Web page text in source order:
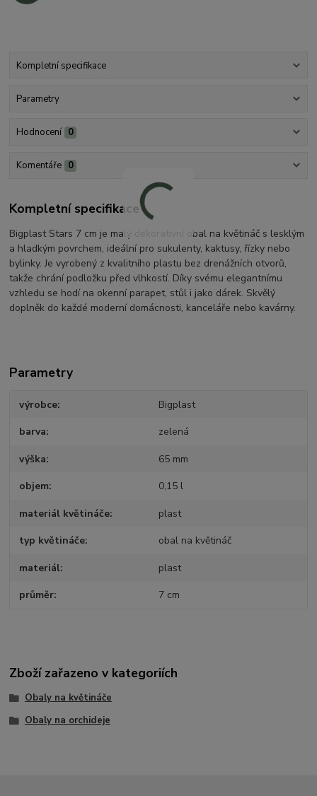
Kompletní specifikace
Parametry
Hodnocení 0
Komentáře 0
Kompletní specifikace
Bigplast Stars 7 cm je malý dekorativní obal na květináč s lesklým
a hladkým povrchem, ideální pro sukulenty, kaktusy, řízky nebo
bylinky. Je vyrobený z kvalitního plastu bez drenážních otvorů,
takže chrání podložku před vlhkostí. Díky svému elegantnímu
vzhledu se hodí na okenní parapet, stůl i jako dárek. Skvělý
doplněk do každé moderní domácnosti, kanceláře nebo kavárny.
Parametry
výrobce Bigplast
barva zelená
výška 65 mm
objem 0,15 l
materiál květináče plast
typ květináče obal na květináč
materiál plast
průměr 7 cm
Zboží zařazeno v kategoriích
Obaly na květináče
Obaly na orchideje